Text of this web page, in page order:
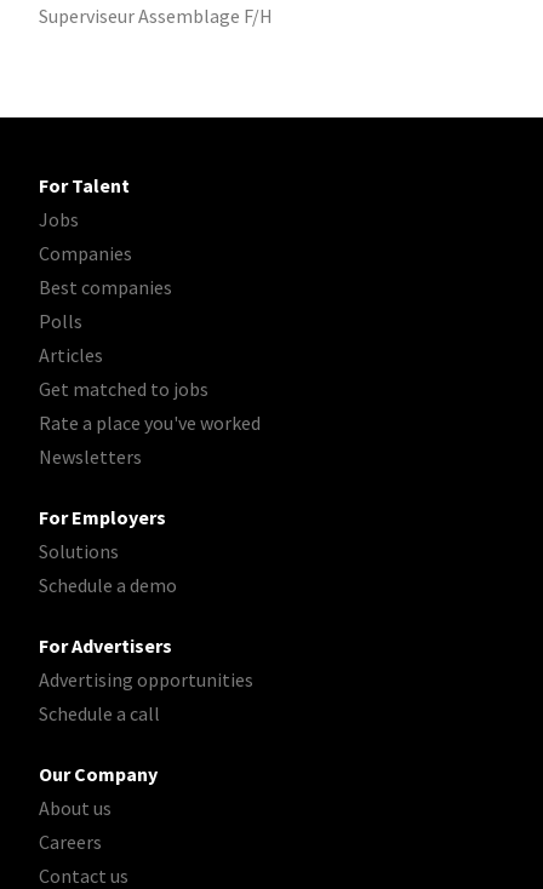
Superviseur Assemblage F/H
For Talent
Jobs
Companies
Best companies
Polls
Articles
Get matched to jobs
Rate a place you've worked
Newsletters
For Employers
Solutions
Schedule a demo
For Advertisers
Advertising opportunities
Schedule a call
Our Company
About us
Careers
Contact us